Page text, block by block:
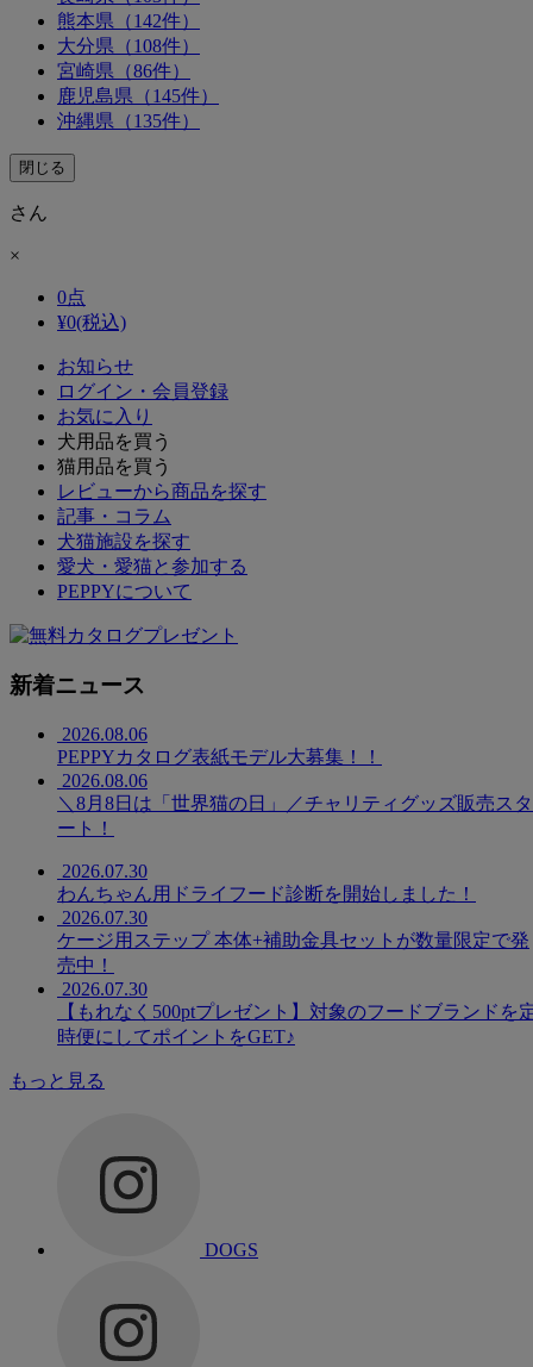
熊本県（142件）
大分県（108件）
宮崎県（86件）
鹿児島県（145件）
沖縄県（135件）
閉じる
さん
×
0点
¥0(税込)
お知らせ
ログイン・会員登録
お気に入り
犬用品を買う
猫用品を買う
レビューから商品を探す
記事・コラム
犬猫施設を探す
愛犬・愛猫と参加する
PEPPYについて
新着ニュース
2026.08.06
PEPPYカタログ表紙モデル大募集！！
2026.08.06
＼8月8日は「世界猫の日」／チャリティグッズ販売スタ
ート！
2026.07.30
わんちゃん用ドライフード診断を開始しました！
2026.07.30
ケージ用ステップ 本体+補助金具セットが数量限定で発
売中！
2026.07.30
【もれなく500ptプレゼント】対象のフードブランドを
時便にしてポイントをGET♪
もっと見る
DOGS